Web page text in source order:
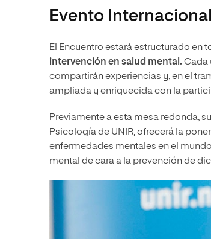
Evento
El Encuentro estará estructurado en
intervención en salud mental. Cada
compartirán experiencias y, en el
ampliada y enriquecida con la
Previamente a esta mesa redonda,
Psicología de UNIR, ofrecerá la
enfermedades mentales en el
mental de cara a la prevención de